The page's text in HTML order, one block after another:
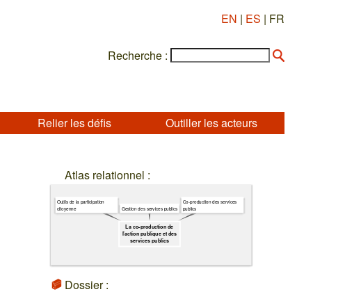
EN | ES | FR
Recherche :
Relier les défis Outiller les acteurs
Atlas relationnel :
La co-production de
l’action publique et des
services publics
Co-production des services
publics
Gestion des services publics
Outils de la participation
citoyenne
Dossier :